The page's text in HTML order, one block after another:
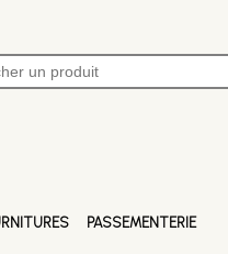
PASSEMENTERIE